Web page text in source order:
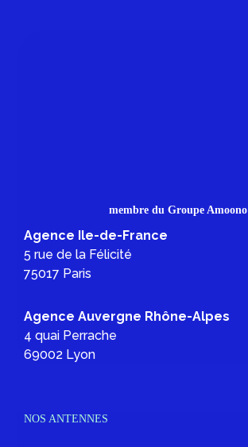
membre du Groupe Amoono
Agence Ile-de-France
5 rue de la Félicité
75017 Paris
Agence Auvergne Rhône-Alpes
4 quai Perrache
69002 Lyon
NOS ANTENNES